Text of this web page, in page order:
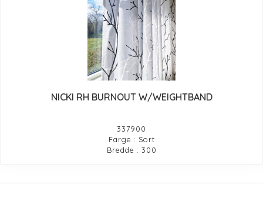
NICKI RH BURNOUT W/WEIGHTBAND
337900
Farge : Sort
Bredde : 300